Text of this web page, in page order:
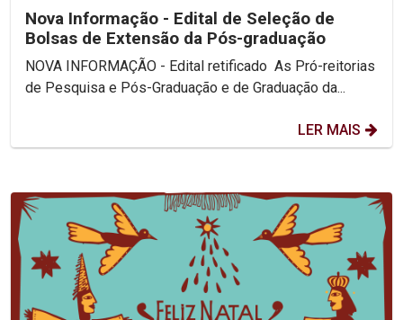
Nova Informação - Edital de Seleção de
Bolsas de Extensão da Pós-graduação
NOVA INFORMAÇÃO - Edital retificado As Pró-reitorias
de Pesquisa e Pós-Graduação e de Graduação da...
LER MAIS